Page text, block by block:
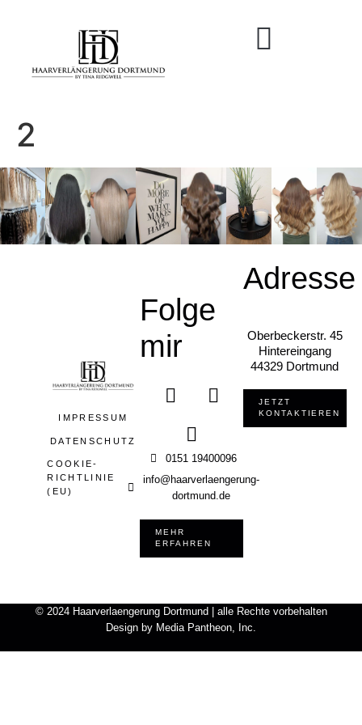
2
IMPRESSUM
DATENSCHUTZ
COOKIE-
RICHTLINIE
(EU)
Folge
mir
0151 19400096
info@haarverlaengerung-
dortmund.de
MEHR
ERFAHREN
Adresse
Oberbeckerstr. 45
Hintereingang
44329 Dortmund
JETZT
KONTAKTIEREN
© 2024 Haarverlaengerung Dortmund | alle Rechte vorbehalten
Design by Media Pantheon, Inc.